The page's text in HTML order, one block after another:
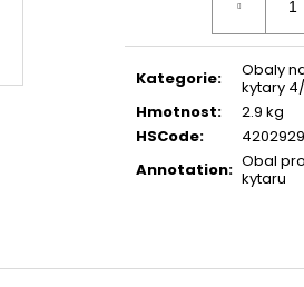
Kategorie:
Obaly
kytary
Hmotnost:
2.9 kg
HSCode:
Annotation: Obal
kytaru
STRUNY PRO AKUSTICKOU KYTARU